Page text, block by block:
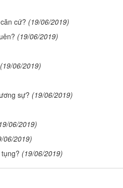
cứ? (19/06/2019)
(19/06/2019)
(19/06/2019)
sự? (19/06/2019)
06/2019)
06/2019)
(19/06/2019)